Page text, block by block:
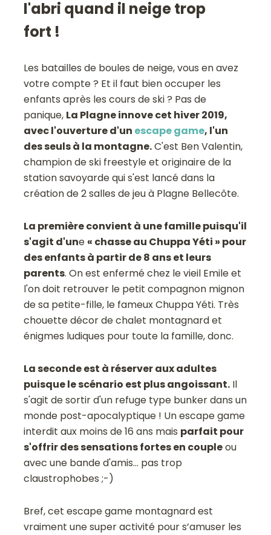
l'abri quand il neige trop
fort !
Les batailles de boules de neige, vous en avez
votre compte ? Et il faut bien occuper les
enfants après les cours de ski ? Pas de
panique, La Plagne innove cet hiver 2019,
avec l'ouverture d'un escape game, l'un
des seuls à la montagne.C'est Ben Valentin,
champion de ski freestyle et originaire de la
station savoyarde qui s'est lancé dans la
création de 2 salles de jeu à Plagne Bellecôte.
La première convient à une famille puisqu'il
s'agit d'une « chasse au Chuppa Yéti » pour
des enfants à partir de 8 ans et leurs
parents. On est enfermé chez le vieil Emile et
l'on doit retrouver le petit compagnon mignon
de sa petite-fille, le fameux Chuppa Yéti. Très
chouette décor de chalet montagnard et
énigmes ludiques pour toute la famille, donc.
La seconde est à réserver aux adultes
puisque le scénario est plus angoissant. Il
s'agit de sortir d'un refuge type bunker dans un
monde post-apocalyptique ! Un escape game
interdit aux moins de 16 ans mais parfait pour
s'offrir des sensations fortes en coupleou
avec une bande d'amis... pas trop
claustrophobes ;-)
Bref, cet escape game montagnard est
vraiment une super activité pour s’amuser les